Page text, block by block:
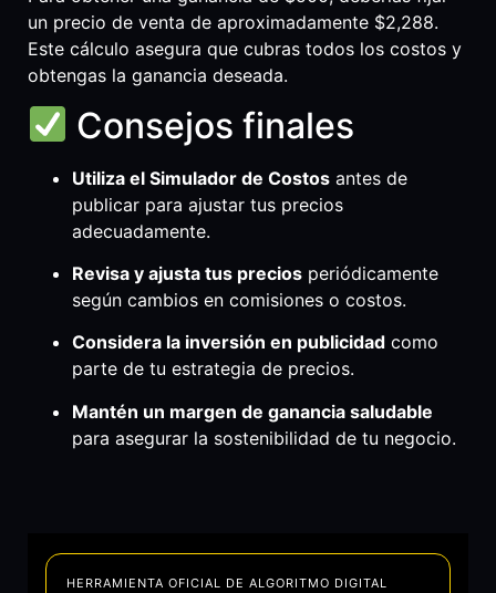
un precio de venta de aproximadamente $2,288.
Este cálculo asegura que cubras todos los costos y
obtengas la ganancia deseada.
Consejos finales
Utiliza el Simulador de Costos antes de
publicar para ajustar tus precios
adecuadamente.
Revisa y ajusta tus precios periódicamente
según cambios en comisiones o costos.
Considera la inversión en publicidad como
parte de tu estrategia de precios.
Mantén un margen de ganancia saludable
para asegurar la sostenibilidad de tu negocio.
HERRAMIENTA OFICIAL DE ALGORITMO DIGITAL